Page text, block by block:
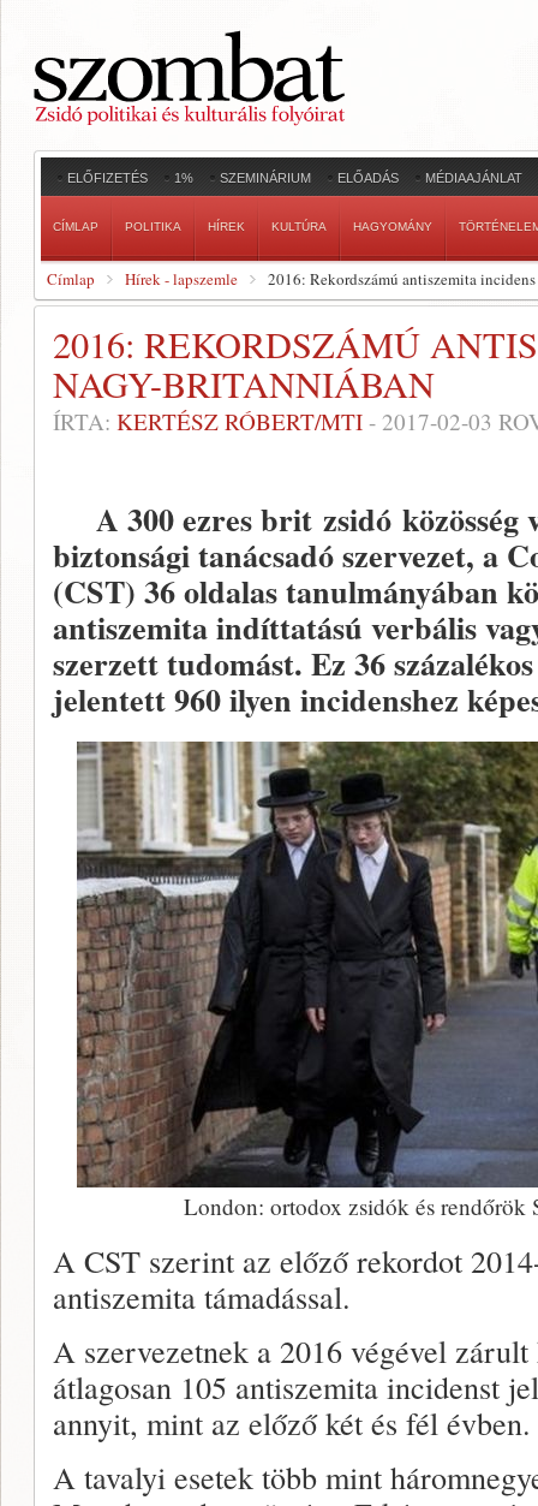
ELŐFIZETÉS 1% SZEMINÁRIUM ELŐADÁS MÉDIAAJÁNLAT
CÍMLAP POLITIKA HÍREK KULTÚRA HAGYOMÁNY
Címlap Hírek - lapszemle 2016: Rekordszámú antiszemita
2016: REKORDSZÁMÚ
NAGY-BRITANNIÁBAN
ÍRTA: KERTÉSZ RÓBERT/MTI - 2017-02-03
A 300 ezres brit zsidó közösség
biztonsági tanácsadó szervezet, a
(CST) 36 oldalas tanulmányában
antiszemita indíttatású verbális
szerzett tudomást. Ez 36
jelentett 960 ilyen incidenshez
London: ortodox zsidók és rendőrök
A CST szerint az előző rekordot
antiszemita támadással.
A szervezetnek a 2016 végével
átlagosan 105 antiszemita incidenst
annyit, mint az előző két és fél évben.
A tavalyi esetek több mint